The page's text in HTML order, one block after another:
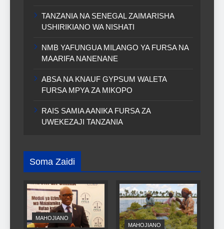
TANZANIA NA SENEGAL ZAIMARISHA
USHIRIKIANO WA NISHATI
NMB YAFUNGUA MILANGO YA FURSA NA
MAARIFA NANENANE
ABSA NA KNAUF GYPSUM WALETA
FURSA MPYA ZA MIKOPO
RAIS SAMIA AANIKA FURSA ZA
UWEKEZAJI TANZANIA
Soma Zaidi
MAHOJIANO
MAHOJIANO